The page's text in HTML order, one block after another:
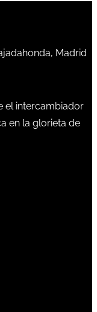
Madrid
el intercambiador
en la glorieta de